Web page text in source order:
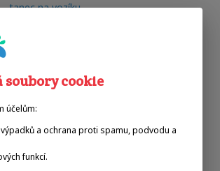
tanec na vozíku
ragby vozíčkářů
volejbal sedících
soubory cookie
účelům:
a ochrana proti spamu, podvodu a
funkcí.